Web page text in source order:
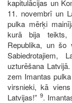
kapitulācijas un
11. novembrī un
pulka mērķi
kurā bija teikts,
Republika, un šo
Sabiedrotajiem,
uzturēšana
zem Imantas
virsnieki, kā
Latvijas!” 9.